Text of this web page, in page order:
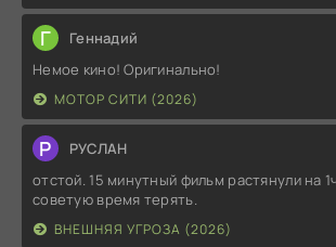
Г Геннадий
Немое кино! Оригинально!
МОТОР СИТИ (2026)
Р РУСЛАН
отстой. 15 минутный фильм растянули на
советую время терять.
ВНЕШНЯЯ УГРОЗА (2026)